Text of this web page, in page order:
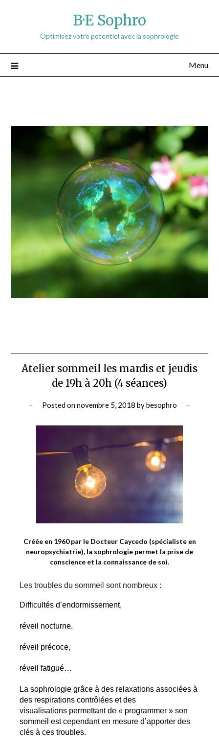
B·E Sophro
Optimisez votre potentiel avec la sophrologie
Menu
Atelier sommeil les mardis et jeudis
de 19h à 20h (4 séances)
Posted onnovembre 5, 2018 bybesophro
Créée en 1960 par le Docteur Caycedo (spécialiste en
neuropsychiatrie), la sophrologie permet la prise de
conscience et la connaissance de soi.
Les troubles du sommeil sont nombreux :
Difficultés d’endormissement,
réveil nocturne,
réveil précoce,
réveil fatigué…
La sophrologie grâce à des relaxations associées à
des respirations contrôlées et des
visualisations permettant de « programmer » son
sommeil est cependant en mesure d’apporter des
clés à ces troubles.